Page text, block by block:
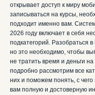
открывает доступ к миру
записываться на курсы,
подходит именно вам.
2026 году включает в себя
подкатегорий. Разобраться
но это необходимо, чтобы
не тратить время и деньги
подробно рассмотрим все
них и поможем понять, с
вам полную и достоверную